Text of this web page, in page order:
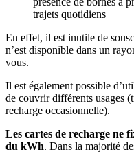
trajets quotidiens
En effet, il est inutile de
n’est disponible dans un
vous.
Il est également possible
de couvrir différents usages
recharge occasionnelle).
Les cartes de recharge ne
du kWh. Dans la majorité